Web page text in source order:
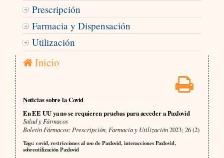
Prescripción
Farmacia y Dispensación
Utilización
Inicio
Noticias sobre la Covid
En EE UU ya no se requieren pruebas para acceder a Paxlovid
Salud y Fármacos
Boletín Fármacos: Prescripción, Farmacia y Utilización2023; 26 (2)
Tags: covid, restricciones al uso de Paxlovid, interacciones Paxlovid,
sobreutilización Paxlovid